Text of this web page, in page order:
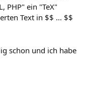
PHP" ein "TeX"
Text in $$ ... $$
schon und ich habe